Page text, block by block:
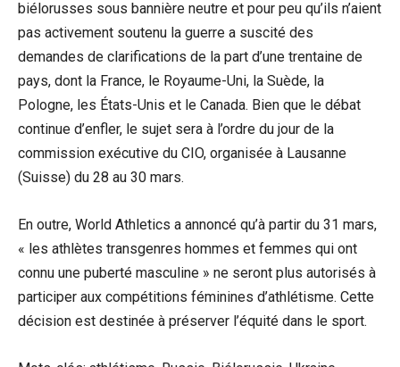
biélorusses sous bannière neutre et pour peu qu’ils n’aient
pas activement soutenu la guerre a suscité des
demandes de clarifications de la part d’une trentaine de
pays, dont la France, le Royaume-Uni, la Suède, la
Pologne, les États-Unis et le Canada. Bien que le débat
continue d’enfler, le sujet sera à l’ordre du jour de la
commission exécutive du CIO, organisée à Lausanne
(Suisse) du 28 au 30 mars.
En outre, World Athletics a annoncé qu’à partir du 31 mars,
« les athlètes transgenres hommes et femmes qui ont
connu une puberté masculine » ne seront plus autorisés à
participer aux compétitions féminines d’athlétisme. Cette
décision est destinée à préserver l’équité dans le sport.